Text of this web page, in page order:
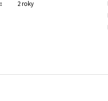
: 2 roky